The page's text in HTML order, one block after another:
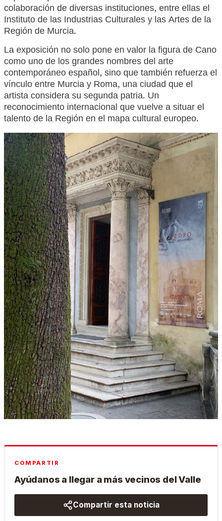
colaboración de diversas instituciones, entre ellas el
Instituto de las Industrias Culturales y las Artes de la
Región de Murcia.
La exposición no solo pone en valor la figura de Cano
como uno de los grandes nombres del arte
contemporáneo español, sino que también refuerza el
vínculo entre Murcia y Roma, una ciudad que el
artista considera su segunda patria. Un
reconocimiento internacional que vuelve a situar el
talento de la Región en el mapa cultural europeo.
COMPARTIR
Ayúdanos a llegar a más vecinos del Valle
Compartir esta noticia